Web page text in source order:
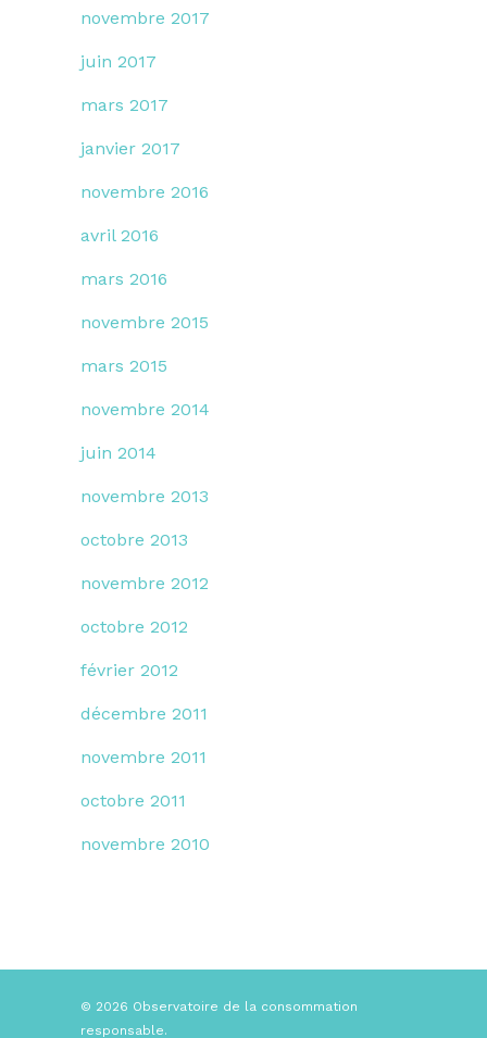
novembre 2017
juin 2017
mars 2017
janvier 2017
novembre 2016
avril 2016
mars 2016
novembre 2015
mars 2015
novembre 2014
juin 2014
novembre 2013
octobre 2013
novembre 2012
octobre 2012
février 2012
décembre 2011
novembre 2011
octobre 2011
novembre 2010
© 2026 Observatoire de la consommation
responsable.